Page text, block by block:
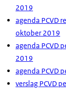
2019
agenda PCVD
oktober 2019
agenda PCVD
2019
agenda PCVD
verslag PCVD